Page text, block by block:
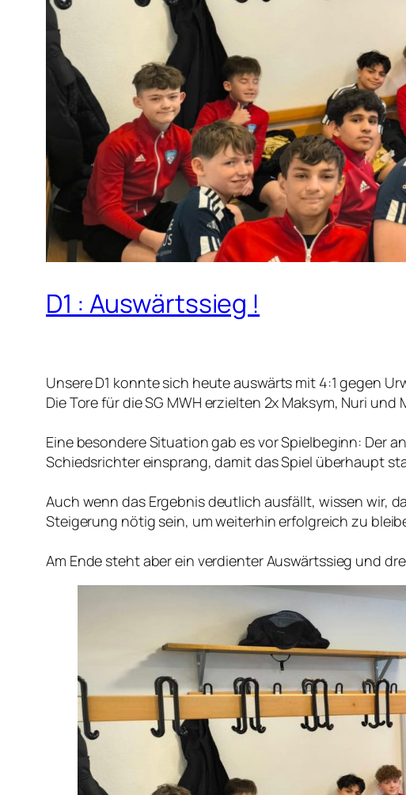
D1 : Auswärtssieg !
Unsere D1 konnte sich heute auswärts mit 4:1 gegen
Die Tore für die SG MWH erzielten 2x Maksym, Nuri
Eine besondere Situation gab es vor Spielbeginn: Der
Schiedsrichter einsprang, damit das Spiel überhaupt
Auch wenn das Ergebnis deutlich ausfällt, wissen wir,
Steigerung nötig sein, um weiterhin erfolgreich zu
Am Ende steht aber ein verdienter Auswärtssieg und